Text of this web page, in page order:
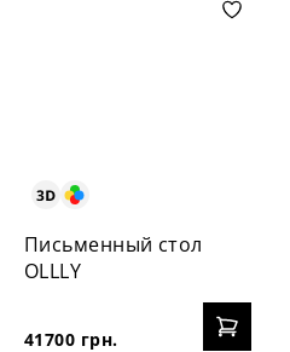
Письменный стол
OLLLY
41700 грн.